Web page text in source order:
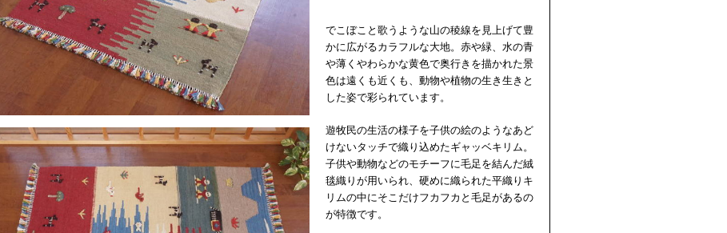
でこぼこと歌うような山の稜線を見上げて豊
かに広がるカラフルな大地。赤や緑、水の青
や薄くやわらかな黄色で奥行きを描かれた景
色は遠くも近くも、動物や植物の生き生きと
した姿で彩られています。
遊牧民の生活の様子を子供の絵のようなあど
けないタッチで織り込めたギャッベキリム。
子供や動物などのモチーフに毛足を結んだ絨
毯織りが用いられ、硬めに織られた平織りキ
リムの中にそこだけフカフカと毛足があるの
が特徴です。